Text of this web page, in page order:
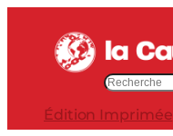
contenu
Édition Imprimée